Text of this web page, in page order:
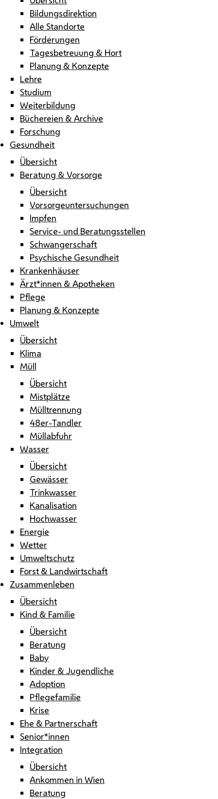
Bildungsdirektion
Alle Standorte
Förderungen
Tagesbetreuung & Hort
Planung & Konzepte
Lehre
Studium
Weiterbildung
Büchereien & Archive
Forschung
Gesundheit
Übersicht
Beratung & Vorsorge
Übersicht
Vorsorgeuntersuchungen
Impfen
Service- und Beratungsstellen
Schwangerschaft
Psychische Gesundheit
Krankenhäuser
Ärzt*innen & Apotheken
Pflege
Planung & Konzepte
Umwelt
Übersicht
Klima
Müll
Übersicht
Mistplätze
Mülltrennung
48er-Tandler
Müllabfuhr
Wasser
Übersicht
Gewässer
Trinkwasser
Kanalisation
Hochwasser
Energie
Wetter
Umweltschutz
Forst & Landwirtschaft
Zusammenleben
Übersicht
Kind & Familie
Übersicht
Beratung
Baby
Kinder & Jugendliche
Adoption
Pflegefamilie
Krise
Ehe & Partnerschaft
Senior*innen
Integration
Übersicht
Ankommen in Wien
Beratung